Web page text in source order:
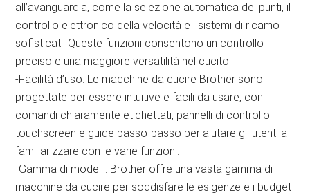
all’avanguardia, come la selezione automatica dei punti, il
controllo elettronico della velocità e i sistemi di ricamo
sofisticati. Queste funzioni consentono un controllo
preciso e una maggiore versatilità nel cucito.
-Facilità d’uso: Le macchine da cucire Brother sono
progettate per essere intuitive e facili da usare, con
comandi chiaramente etichettati, pannelli di controllo
touchscreen e guide passo-passo per aiutare gli utenti a
familiarizzare con le varie funzioni.
-Gamma di modelli: Brother offre una vasta gamma di
macchine da cucire per soddisfare le esigenze e i budget